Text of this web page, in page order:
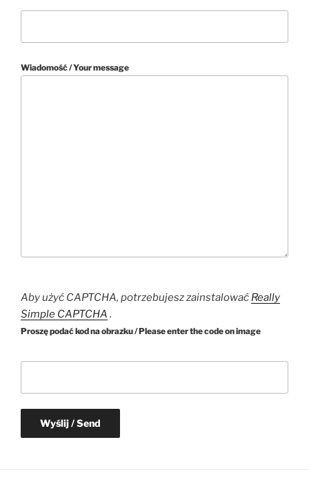
Wiadomość / Your message
Aby użyć CAPTCHA, potrzebujesz zainstalować Really
Simple CAPTCHA .
Proszę podać kod na obrazku / Please enter the code on image